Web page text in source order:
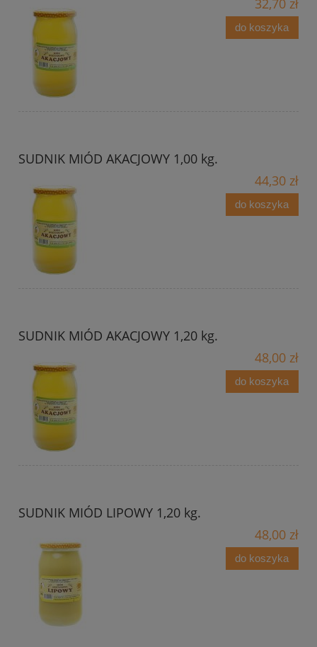
32,70 zł
do koszyka
SUDNIK MIÓD AKACJOWY 1,00 kg.
44,30 zł
do koszyka
SUDNIK MIÓD AKACJOWY 1,20 kg.
48,00 zł
do koszyka
SUDNIK MIÓD LIPOWY 1,20 kg.
48,00 zł
do koszyka